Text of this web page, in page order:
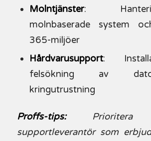
Molntjänster:
molnbaserade system
365-miljöer
Hårdvarusupport:
felsökning av
kringutrustning
Proffs-tips:
supportleverantör som